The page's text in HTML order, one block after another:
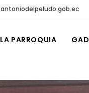
LA PARROQUIA GAD